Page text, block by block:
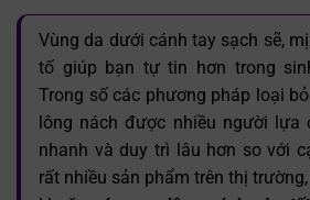
Vùng da dưới cánh tay sạch sẽ,
tố giúp bạn tự tin hơn trong
Trong số các phương pháp loại
lông nách được nhiều người lựa
nhanh và duy trì lâu hơn so với
rất nhiều sản phẩm trên thị